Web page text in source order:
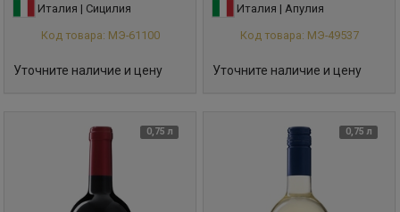
Италия | Сицилия
Код товара: МЭ-61100
Уточните наличие и цену
Италия | Апулия
Код товара: МЭ-49537
Уточните наличие и цену
0,75 л 0,75 л